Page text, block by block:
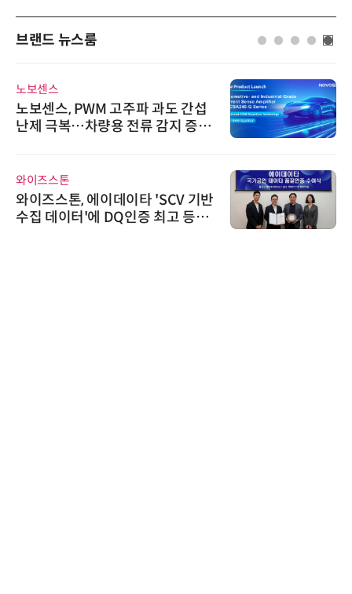
브랜드 뉴스룸
노보센스
노보센스, PWM 고주파 과도 간섭
난제 극복…차량용 전류 감지 증폭
와이즈스톤
와이즈스톤, 에이데이타 'SCV 기반
수집 데이터'에 DQ인증 최고 등급